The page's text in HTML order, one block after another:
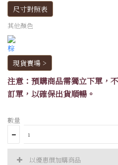
尺寸對照表
其他顏色
現貨賣場 >
注意：預購商品需獨立下單，
訂單，以確保出貨順暢。
數量
以優惠價加購商品